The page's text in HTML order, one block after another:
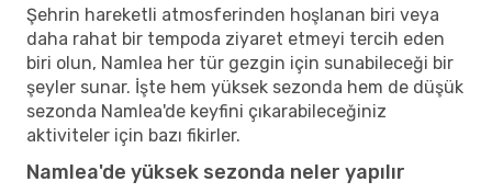
Şehrin hareketli atmosferinden hoşlanan biri veya
daha rahat bir tempoda ziyaret etmeyi tercih eden
biri olun, Namlea her tür gezgin için sunabileceği bir
şeyler sunar. İşte hem yüksek sezonda hem de düşük
sezonda Namlea'de keyfini çıkarabileceğiniz
aktiviteler için bazı fikirler.
Namlea'de yüksek sezonda neler yapılır